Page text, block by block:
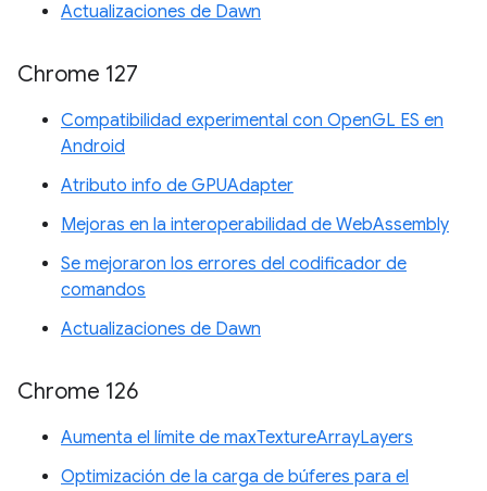
Actualizaciones de Dawn
Chrome 127
Compatibilidad experimental con OpenGL ES en
Android
Atributo info de GPUAdapter
Mejoras en la interoperabilidad de WebAssembly
Se mejoraron los errores del codificador de
comandos
Actualizaciones de Dawn
Chrome 126
Aumenta el límite de maxTextureArrayLayers
Optimización de la carga de búferes para el